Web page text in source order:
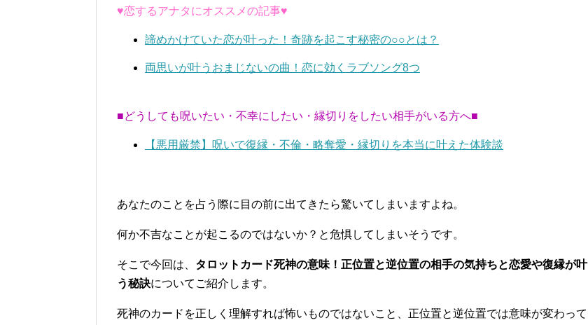
♥恋するアナタにオススメの記事♥
諦めかけていた恋が叶った！奇跡を起こす秘密の○○とは？
両思いが叶うおまじないの曲！恋に効くラブソング8つ
■どうしても呪いたい・不幸にしたい・縁切りをしたい相手がいる方へ■
【悪用厳禁】呪いで復縁・不倫・略奪愛・縁切りを本当に叶えた体験談
あなたのことを占う際に目の前に出てきたら驚いてしまいますよね。
何か不吉なことが起こるのではないか？と危惧してしまいそうです。
そこで今回は、 タロットカード死神の意味！正位置と逆位置の相手の気持ちと恋愛や復縁が叶
う秘訣についてご紹介します。
死神のカードを正しく理解すれば怖いものではないこと、正位置と逆位置では意味が変わって